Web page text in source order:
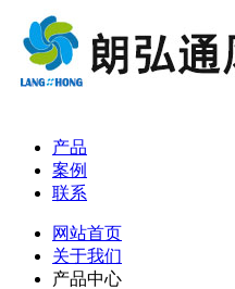
产品
案例
联系
网站首页
关于我们
产品中心